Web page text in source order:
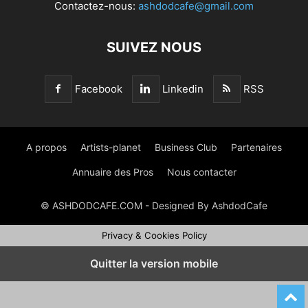
Contactez-nous: ashdodcafe@gmail.com
SUIVEZ NOUS
Facebook Linkedin RSS
A propos Artists-planet Business Club Partenaires
Annuaire des Pros Nous contacter
© ASHDODCAFE.COM - Designed By AshdodCafe
Privacy & Cookies Policy
Quitter la version mobile